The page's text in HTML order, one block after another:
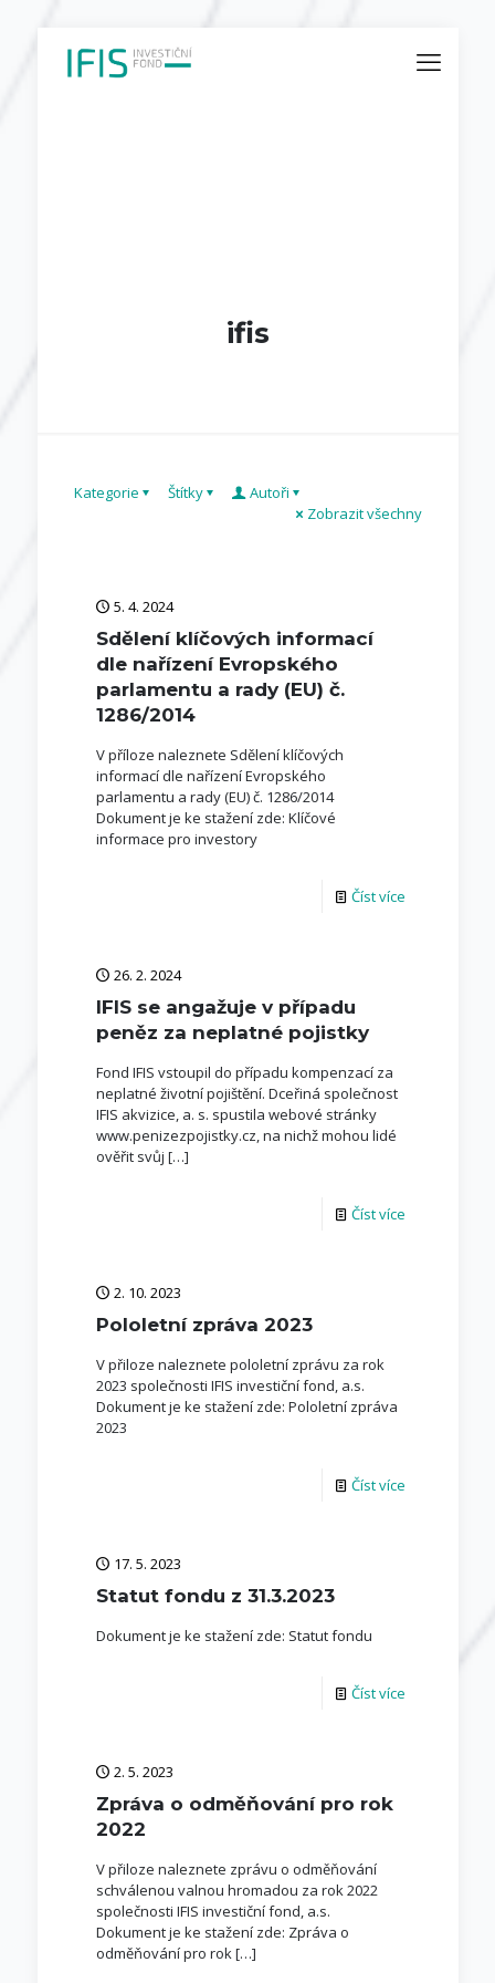
ifis
Kategorie Štítky
Autoři
Zobrazit všechny
5. 4. 2024
Sdělení klíčových informací
dle nařízení Evropského
parlamentu a rady (EU) č.
1286/2014
V příloze naleznete Sdělení klíčových
informací dle nařízení Evropského
parlamentu a rady (EU) č. 1286/2014
Dokument je ke stažení zde: Klíčové
informace pro investory
Číst více
26. 2. 2024
IFIS se angažuje v případu
peněz za neplatné pojistky
Fond IFIS vstoupil do případu kompenzací za
neplatné životní pojištění. Dceřiná společnost
IFIS akvizice, a. s. spustila webové stránky
www.penizezpojistky.cz, na nichž mohou lidé
ověřit svůj […]
Číst více
2. 10. 2023
Pololetní zpráva 2023
V přiloze naleznete pololetní zprávu za rok
2023 společnosti IFIS investiční fond, a.s.
Dokument je ke stažení zde: Pololetní zpráva
2023
Číst více
17. 5. 2023
Statut fondu z 31.3.2023
Dokument je ke stažení zde: Statut fondu
Číst více
2. 5. 2023
Zpráva o odměňování pro rok
2022
V přiloze naleznete zprávu o odměňování
schválenou valnou hromadou za rok 2022
společnosti IFIS investiční fond, a.s.
Dokument je ke stažení zde: Zpráva o
odměňování pro rok[…]